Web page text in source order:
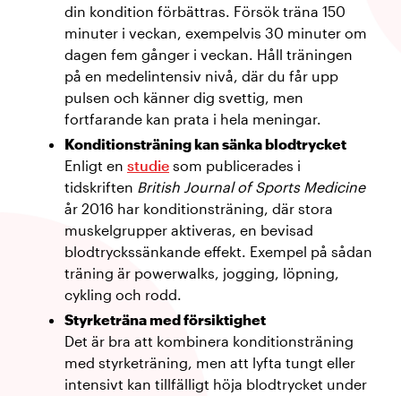
din kondition förbättras. Försök träna 150
minuter i veckan, exempelvis 30 minuter om
dagen fem gånger i veckan. Håll träningen
på en medelintensiv nivå, där du får upp
pulsen och känner dig svettig, men
fortfarande kan prata i hela meningar.
Konditionsträning kan sänka blodtrycket
Enligt en studie som publicerades i
tidskriften British Journal of Sports Medicine
år 2016 har konditionsträning, där stora
muskelgrupper aktiveras, en bevisad
blodtryckssänkande effekt. Exempel på sådan
träning är powerwalks, jogging, löpning,
cykling och rodd.
Styrketräna med försiktighet
Det är bra att kombinera konditionsträning
med styrketräning, men att lyfta tungt eller
intensivt kan tillfälligt höja blodtrycket under